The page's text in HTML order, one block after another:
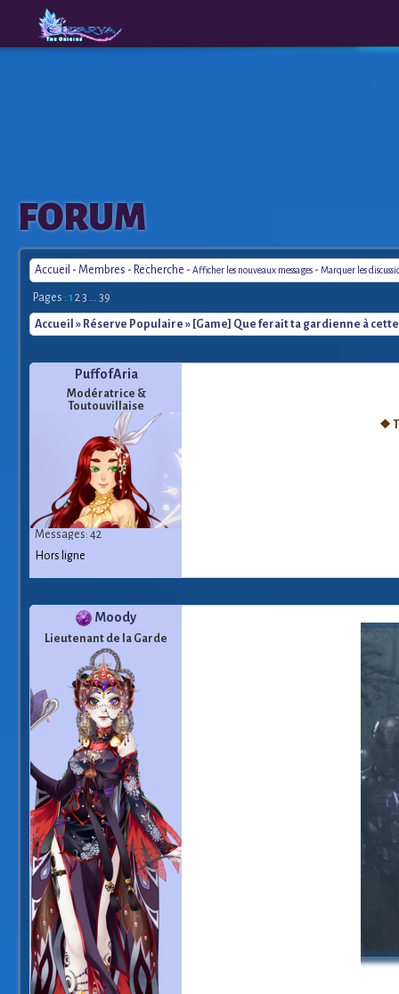
The
Origins
FORUM
Accueil - Membres - Recherche - Afficher les nouveaux messages - Marquer les
Pages : 1 23 ... 39
Accueil » Réserve Populaire » [Game] Que ferait ta gardienne à
PuffofAria
Modératrice &
Toutouvillaise
Messages: 42
❖
Hors ligne
Moody
Lieutenant de la Garde